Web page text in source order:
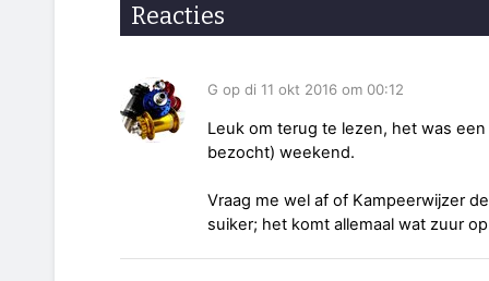
Reacties
G op di 11 okt 2016 om 00:12
Leuk om terug te lezen, het was
bezocht) weekend.
Vraag me wel af of Kampeerwijzer
suiker; het komt allemaal wat zuur